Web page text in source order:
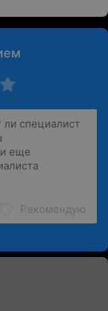
Рекомендую